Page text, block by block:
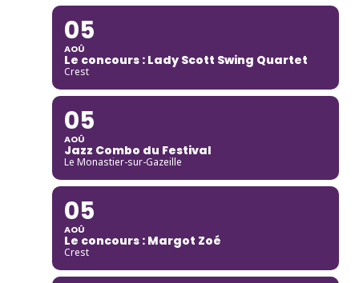
05
AOÛ
Le concours : Lady Scott Swing Quartet
Crest
05
AOÛ
Jazz Combo du Festival
Le Monastier-sur-Gazeille
05
AOÛ
Le concours : Margot Zoé
Crest